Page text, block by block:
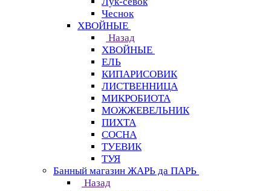
Чеснок
ХВОЙНЫЕ
Назад
ХВОЙНЫЕ
ЕЛЬ
КИПАРИСОВИК
ЛИСТВЕННИЦА
МИКРОБИОТА
МОЖЖЕВЕЛЬНИК
ПИХТА
СОСНА
ТУЕВИК
ТУЯ
Банный магазин ЖАРЬ да ПАРЬ
Назад